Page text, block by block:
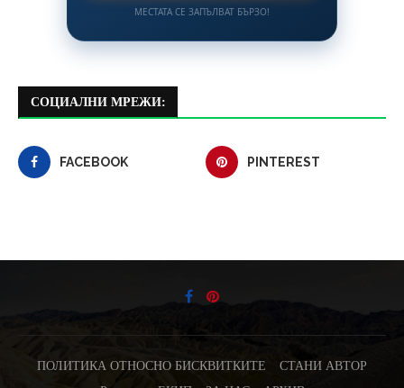
МЕСТАТА СЕ ЗАПЪЛВАТ БЪРЗО!
СОЦИАЛНИ МРЕЖИ:
FACEBOOK PINTEREST
ПОЛИТИКА ОТНОСНО БИСКВИТКИТЕ
СТАНИ АВТОР